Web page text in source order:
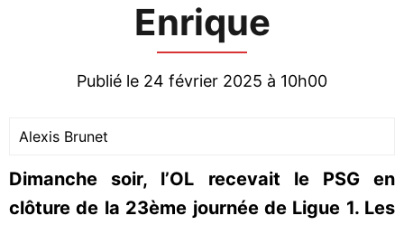
Enrique
Publié le 24 février 2025 à 10h00
Alexis Brunet
Dimanche soir, l’OL recevait le PSG en
clôture de la 23ème journée de Ligue 1. Les